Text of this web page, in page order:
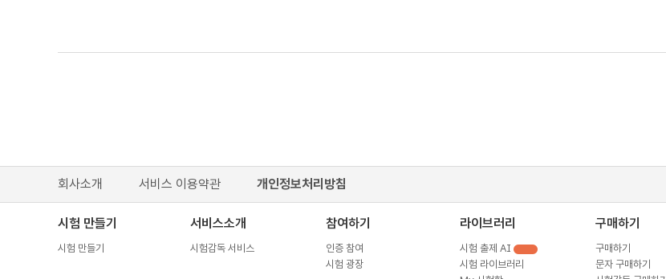
회사소개 서비스 이용약관 개인정보처리방침
시험 만들기
시험 만들기
서비스소개
시험감독 서비스
참여하기
인증 참여
시험 광장
라이브러리
시험 출제 AI
시험 라이브러리
구매하기
구매하기
문자 구매하기